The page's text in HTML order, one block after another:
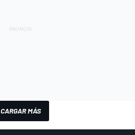
CARGAR MÁS